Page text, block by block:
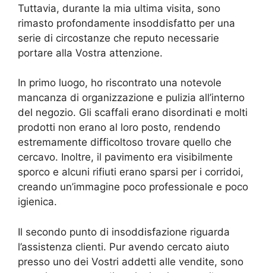
Tuttavia, durante la mia ultima visita, sono
rimasto profondamente insoddisfatto per una
serie di circostanze che reputo necessarie
portare alla Vostra attenzione.
In primo luogo, ho riscontrato una notevole
mancanza di organizzazione e pulizia all’interno
del negozio. Gli scaffali erano disordinati e molti
prodotti non erano al loro posto, rendendo
estremamente difficoltoso trovare quello che
cercavo. Inoltre, il pavimento era visibilmente
sporco e alcuni rifiuti erano sparsi per i corridoi,
creando un’immagine poco professionale e poco
igienica.
Il secondo punto di insoddisfazione riguarda
l’assistenza clienti. Pur avendo cercato aiuto
presso uno dei Vostri addetti alle vendite, sono